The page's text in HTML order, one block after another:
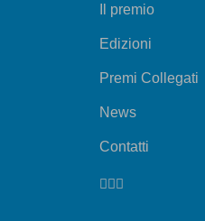
Il premio
Edizioni
Premi Collegati
News
Contatti